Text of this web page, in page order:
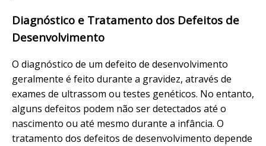
Diagnóstico e Tratamento dos Defeitos de
Desenvolvimento
O diagnóstico de um defeito de desenvolvimento
geralmente é feito durante a gravidez, através de
exames de ultrassom ou testes genéticos. No entanto,
alguns defeitos podem não ser detectados até o
nascimento ou até mesmo durante a infância. O
tratamento dos defeitos de desenvolvimento depende